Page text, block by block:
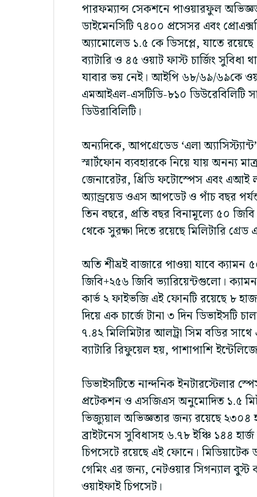
পারফম্যান্স সেকশনে পাওয়ারফুল
ডাইমেনসিটি ৭৪০০ প্রসেসর এবং
অ্যামোলেড ১.৫ কে ডিসপ্লে, যাতে রয়েছে
ব্যাটারি ও ৪৫ ওয়াট ফাস্ট চার্জিং সুবিধা
যাবার ভয় নেই। আইপি ৬৮/৬৯/৬৯কে
এমআইএল-এসটিডি-৮১০ ডিউরেবিলিটি
ডিউরাবিলিটি।
অন্যদিকে, আপগ্রেডেড ‘এলা
স্মার্টফোন ব্যবহারকে নিয়ে যায় অনন্য
জেনারেটর, থ্রিডি ফটোস্পেস এবং এআই
অ্যান্ড্রয়েড ওএস আপডেট ও পাঁচ বছর
তিন বছরে, প্রতি বছর বিনামূল্যে ৫০
থেকে সুরক্ষা দিতে রয়েছে মিলিটারি
অতি শীঘ্রই বাজারে পাওয়া যাবে
জিবি+২৫৬ জিবি ভ্যারিয়েন্টগুলো।
কার্ভ ২ ফাইভজি এই ফোনটি রয়েছে ৮
দিয়ে এক চার্জে টানা ৩ দিন ডিভাইসটি
৭.৪২ মিলিমিটার আলট্রা সিম বডির
ব্যাটারি রিফুয়েল হয়, পাশাপাশি
ডিভাইসটিতে নান্দনিক ইনটারস্টেলার
প্রটেকশন ও এসজিএস অনুমোদিত ১.৫
ভিজ্যুয়াল অভিজ্ঞতার জন্য রয়েছে ২৩০৪
ব্রাইটনেস সুবিধাসহ ৬.৭৮ ইঞ্চি ১৪৪
চিপসেটে রয়েছে এই ফোনে। মিডিয়াটেক
গেমিং এর জন্য, নেটওয়ার সিগন্যাল
ওয়াইফাই চিপসেট।